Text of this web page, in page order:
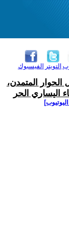
الفيسبوك التويتر
الحوار المتمدن،
اليساري الحر